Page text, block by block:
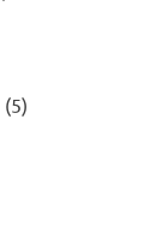
(5)